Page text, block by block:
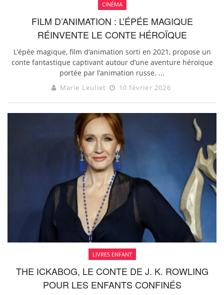
CINÉMA
FILM D’ANIMATION : L’ÉPÉE MAGIQUE
RÉINVENTE LE CONTE HÉROÏQUE
L’épée magique, film d’animation sorti en 2021, propose un
conte fantastique captivant autour d’une aventure héroïque
portée par l’animation russe. ...
Marie Leuliet 10 février 2026
LIVRES ENFANT
THE ICKABOG, LE CONTE DE J. K. ROWLING
POUR LES ENFANTS CONFINÉS